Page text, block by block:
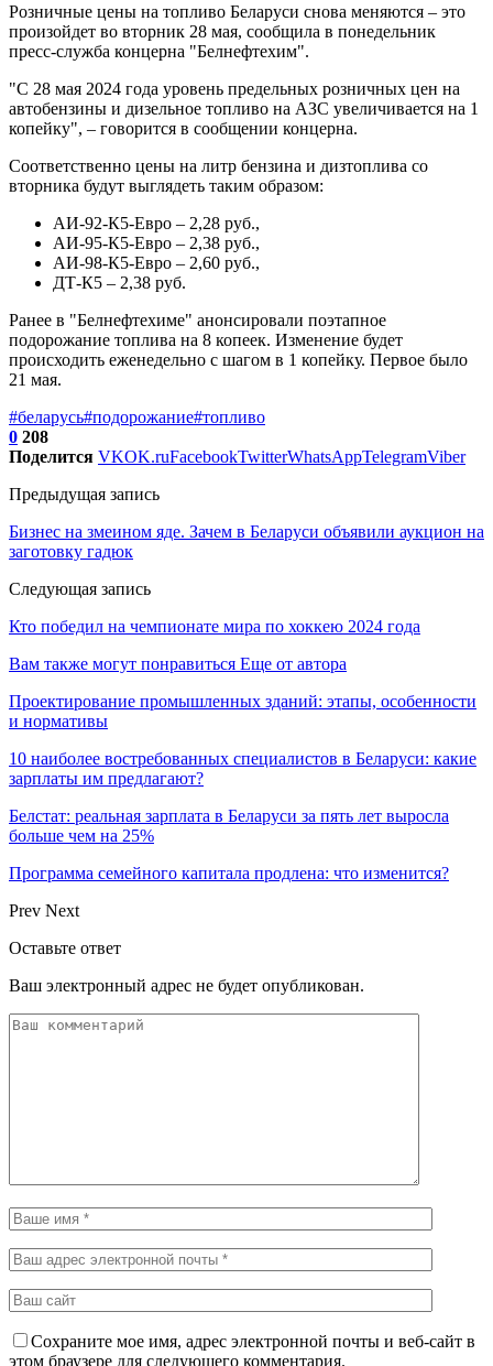
Розничные цены на топливо Беларуси снова меняются – это
произойдет во вторник 28 мая, сообщила в понедельник
пресс-служба концерна "Белнефтехим".
"С 28 мая 2024 года уровень предельных розничных цен на
автобензины и дизельное топливо на АЗС увеличивается на 1
копейку", – говорится в сообщении концерна.
Соответственно цены на литр бензина и дизтоплива со
вторника будут выглядеть таким образом:
АИ-92-К5-Евро – 2,28 руб.,
АИ-95-К5-Евро – 2,38 руб.,
АИ-98-К5-Евро – 2,60 руб.,
ДТ-К5 – 2,38 руб.
Ранее в "Белнефтехиме" анонсировали поэтапное
подорожание топлива на 8 копеек. Изменение будет
происходить еженедельно с шагом в 1 копейку. Первое было
21 мая.
#беларусь#подорожание#топливо
0 208
Поделится VKOK.ruFacebookTwitterWhatsAppTelegramViber
Предыдущая запись
Бизнес на змеином яде. Зачем в Беларуси объявили аукцион на
заготовку гадюк
Следующая запись
Кто победил на чемпионате мира по хоккею 2024 года
Вам также могут понравиться Еще от автора
Проектирование промышленных зданий: этапы, особенности
и нормативы
10 наиболее востребованных специалистов в Беларуси: какие
зарплаты им предлагают?
Белстат: реальная зарплата в Беларуси за пять лет выросла
больше чем на 25%
Программа семейного капитала продлена: что изменится?
Prev Next
Оставьте ответ
Ваш электронный адрес не будет опубликован.
Сохраните мое имя, адрес электронной почты и веб-сайт в
этом браузере для следующего комментария.